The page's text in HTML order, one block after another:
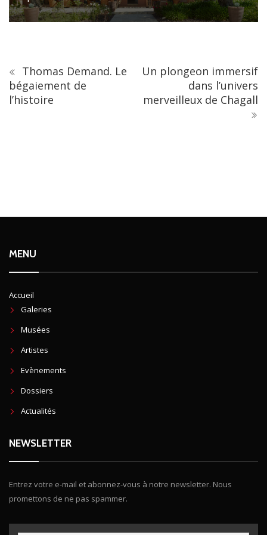
Thomas Demand. Le
bégaiement de
l’histoire
Un plongeon immersif
dans l’univers
merveilleux de Chagall
MENU
Accueil
Galeries
Musées
Artistes
Evènements
Dossiers
Actualités
NEWSLETTER
Entrez votre e-mail et abonnez-vous à notre newsletter. Nous
promettons de ne pas spammer.